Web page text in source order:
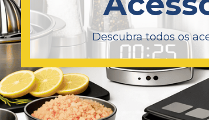
Descubra todos os